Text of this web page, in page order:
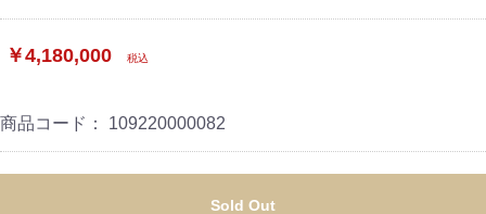
￥4,180,000 税込
商品コード： 109220000082
Sold Out